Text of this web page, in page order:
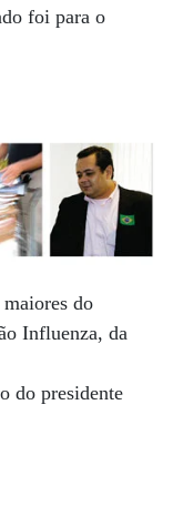
foi para o
do
Influenza, da
do presidente